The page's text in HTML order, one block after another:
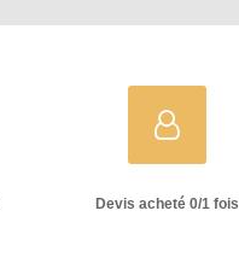
Devis acheté0/1 fois